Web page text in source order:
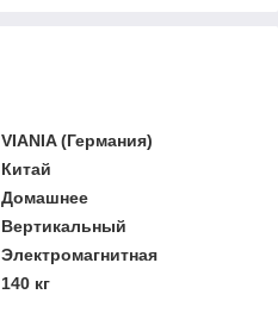
VIANIA (Германия)
Китай
Домашнее
Вертикальный
Электромагнитная
140 кг